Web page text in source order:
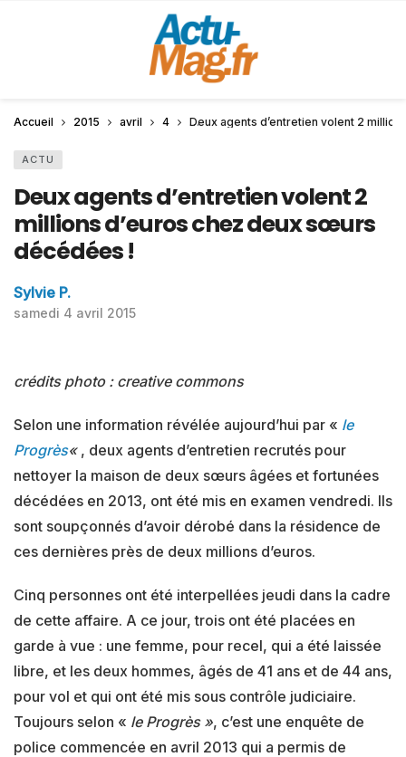
Accueil 2015 avril 4 Deux agents d’entretien volent 2
ACTU
Deux agents d’entretien volent 2
millions d’euros chez deux sœurs
décédées !
Sylvie P.
samedi 4 avril 2015
crédits photo : creative commons
Selon une information révélée aujourd’hui par « le
Progrès« , deux agents d’entretien recrutés pour
nettoyer la maison de deux sœurs âgées et fortunées
décédées en 2013, ont été mis en examen vendredi. Ils
sont soupçonnés d’avoir dérobé dans la résidence de
ces dernières près de deux millions d’euros.
Cinq personnes ont été interpellées jeudi dans la cadre
de cette affaire. A ce jour, trois ont été placées en
garde à vue : une femme, pour recel, qui a été laissée
libre, et les deux hommes, âgés de 41 ans et de 44 ans,
pour vol et qui ont été mis sous contrôle judiciaire.
Toujours selon « le Progrès », c’est une enquête de
police commencée en avril 2013 qui a permis de